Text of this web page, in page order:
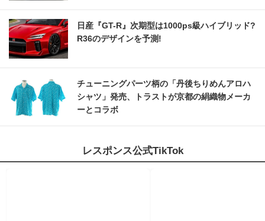
日産『GT-R』次期型は1000ps級ハイブリッド?
R36のデザインを予測!
チューニングパーツ柄の「丹後ちりめんアロハ
シャツ」発売、トラストが京都の絹織物メーカ
ーとコラボ
レスポンス公式TikTok